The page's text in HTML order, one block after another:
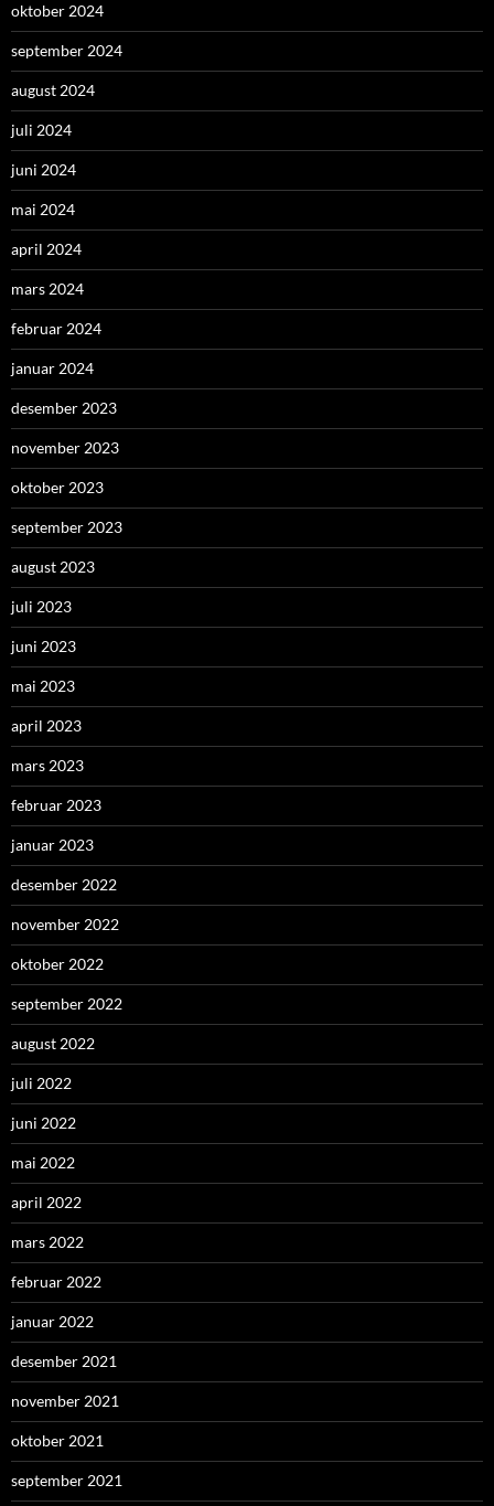
oktober 2024
september 2024
august 2024
juli 2024
juni 2024
mai 2024
april 2024
mars 2024
februar 2024
januar 2024
desember 2023
november 2023
oktober 2023
september 2023
august 2023
juli 2023
juni 2023
mai 2023
april 2023
mars 2023
februar 2023
januar 2023
desember 2022
november 2022
oktober 2022
september 2022
august 2022
juli 2022
juni 2022
mai 2022
april 2022
mars 2022
februar 2022
januar 2022
desember 2021
november 2021
oktober 2021
september 2021